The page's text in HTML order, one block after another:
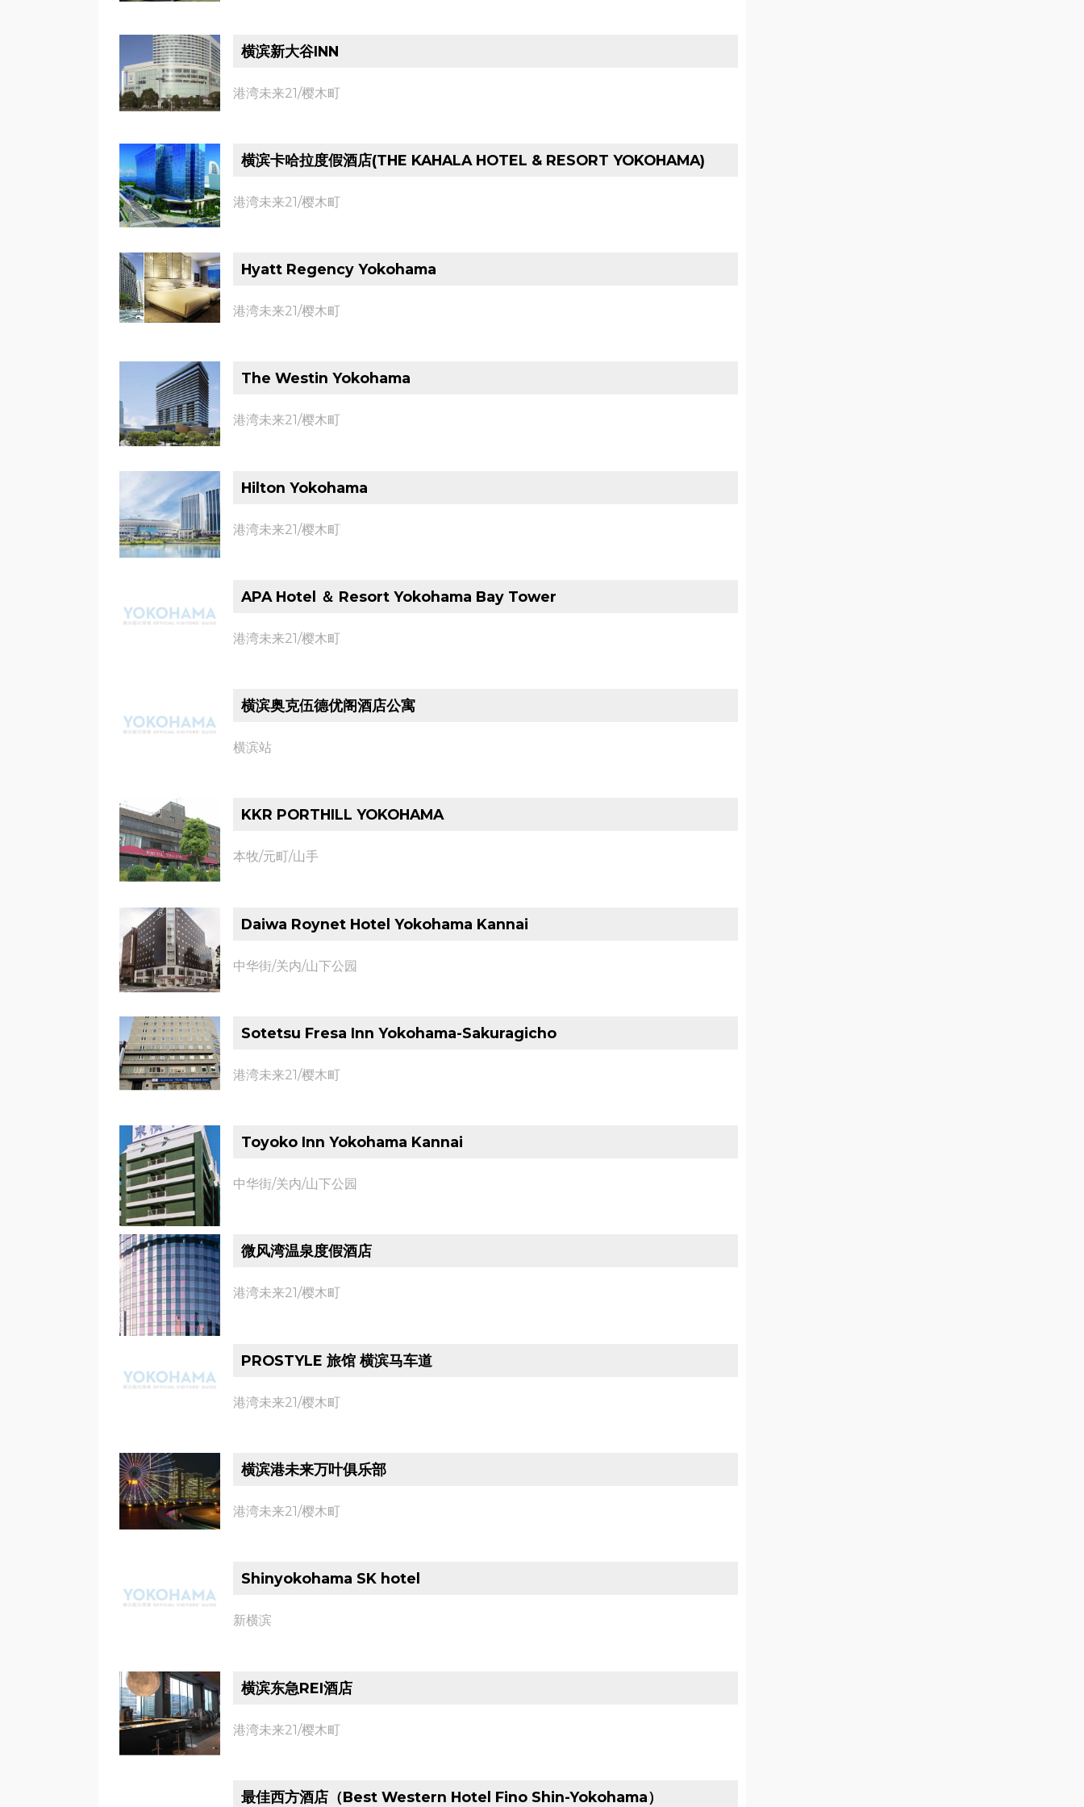
横滨新大谷INN
港湾未来21/樱木町
横滨卡哈拉度假酒店(THE KAHALA HOTEL & RESORT YOKOHAMA)
港湾未来21/樱木町
Hyatt Regency Yokohama
港湾未来21/樱木町
The Westin Yokohama
港湾未来21/樱木町
Hilton Yokohama
港湾未来21/樱木町
APA Hotel ＆ Resort Yokohama Bay Tower
港湾未来21/樱木町
横滨奥克伍德优阁酒店公寓
横滨站
KKR PORTHILL YOKOHAMA
本牧/元町/山手
Daiwa Roynet Hotel Yokohama Kannai
中华街/关内/山下公园
Sotetsu Fresa Inn Yokohama-Sakuragicho
港湾未来21/樱木町
Toyoko Inn Yokohama Kannai
中华街/关内/山下公园
微风湾温泉度假酒店
港湾未来21/樱木町
PROSTYLE 旅馆 横滨马车道
港湾未来21/樱木町
横滨港未来万叶俱乐部
港湾未来21/樱木町
Shinyokohama SK hotel
新横滨
横滨东急REI酒店
港湾未来21/樱木町
最佳西方酒店（Best Western Hotel Fino Shin-Yokohama）